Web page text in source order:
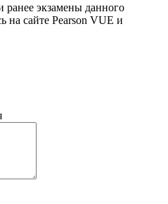
экзамены данного
на сайте Pearson VUE и